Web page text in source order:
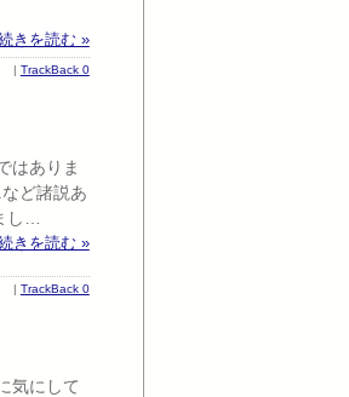
きを読む »
| TrackBack 0
はありま
ど諸説あ
し…
きを読む »
| TrackBack 0
気にして